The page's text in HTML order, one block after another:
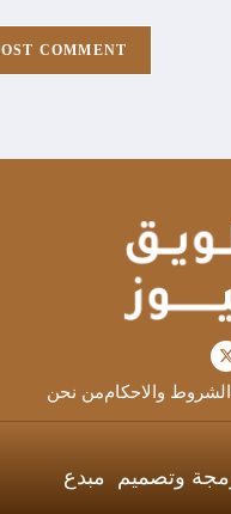
الشروط والاحكاممن نحن
مبدع